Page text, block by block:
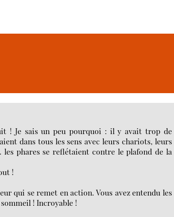
! Je sais un peu pourquoi : il y avait trop de
dans tous les sens avec leurs chariots, leurs
les phares se reflétaient contre le plafond de la
!
qui se remet en action. Vous avez entendu les
! Incroyable !